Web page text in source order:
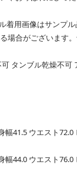
着用画像はサンプ
場合がございます
タンブル乾燥不
幅41.5 ウエスト
幅44.0 ウエスト